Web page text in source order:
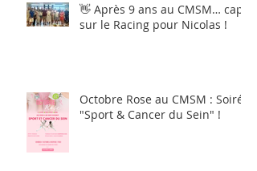
👋 Après 9 ans au CMSM… cap
sur le Racing pour Nicolas !
Octobre Rose au CMSM : Soirée
"Sport & Cancer du Sein" !